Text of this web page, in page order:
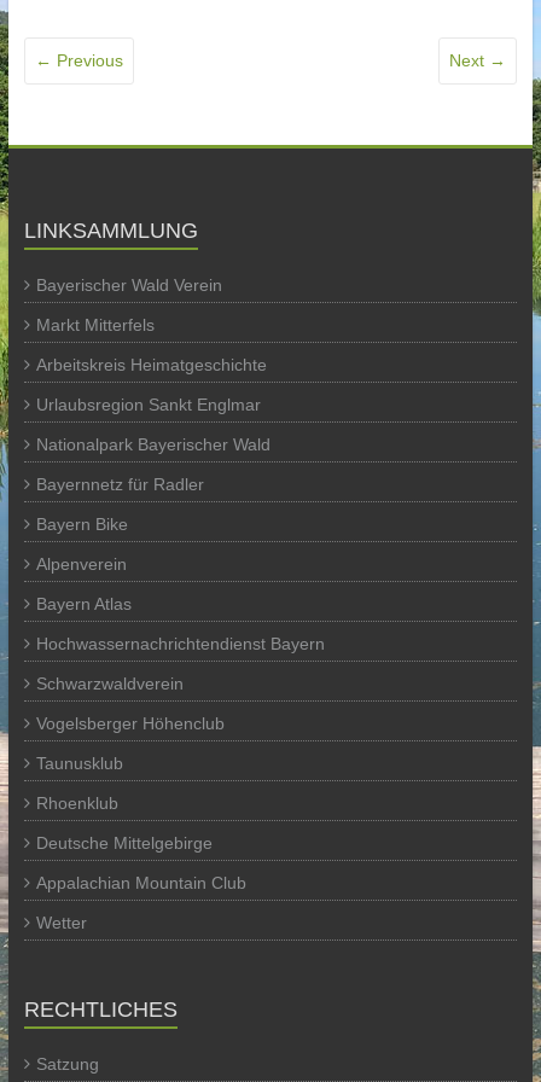
← Previous Next →
LINKSAMMLUNG
Bayerischer Wald Verein
Markt Mitterfels
Arbeitskreis Heimatgeschichte
Urlaubsregion Sankt Englmar
Nationalpark Bayerischer Wald
Bayernnetz für Radler
Bayern Bike
Alpenverein
Bayern Atlas
Hochwassernachrichtendienst Bayern
Schwarzwaldverein
Vogelsberger Höhenclub
Taunusklub
Rhoenklub
Deutsche Mittelgebirge
Appalachian Mountain Club
Wetter
RECHTLICHES
Satzung